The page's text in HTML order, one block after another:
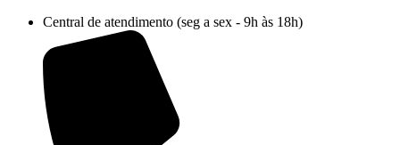
conteúdo
Central de atendimento (seg a sex - 9h às 18h)